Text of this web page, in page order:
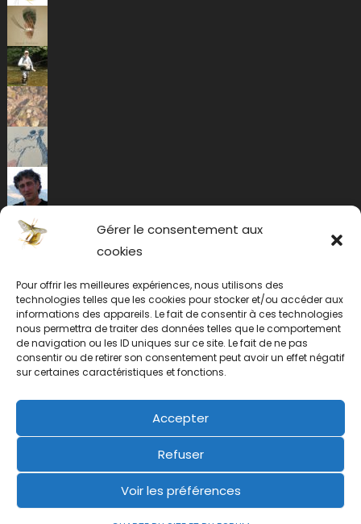
Gérer le consentement aux
cookies
Pour offrir les meilleures expériences, nous utilisons des
technologies telles que les cookies pour stocker et/ou accéder aux
informations des appareils. Le fait de consentir à ces technologies
nous permettra de traiter des données telles que le comportement
de navigation ou les ID uniques sur ce site. Le fait de ne pas
consentir ou de retirer son consentement peut avoir un effet négatif
sur certaines caractéristiques et fonctions.
Accepter
Refuser
Voir les préférences